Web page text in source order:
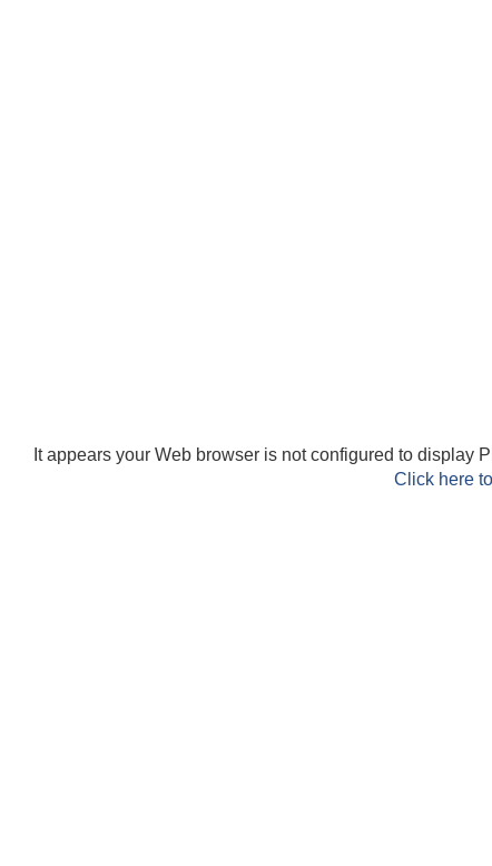
It appears your Web browser is not configured to display
Click here